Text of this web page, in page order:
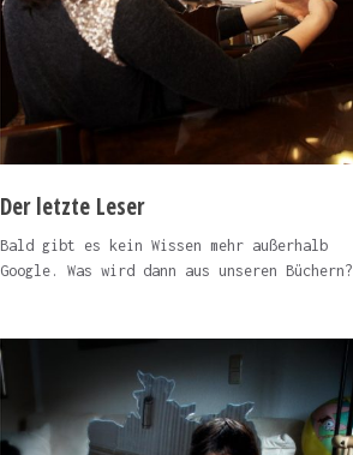
Der letzte Leser
Bald gibt es kein Wissen mehr außerhalb
Google. Was wird dann aus unseren Büchern?